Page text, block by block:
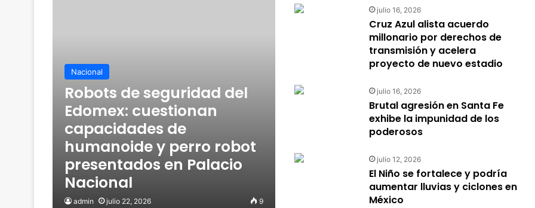
Nacional
Robots de seguridad del
Edomex: cuestionan
capacidades de
humanoide y perro robot
presentados en Palacio
Nacional
admin julio 22, 2026 9
julio 16, 2026
Cruz Azul alista acuerdo
millonario por derechos de
transmisión y acelera
proyecto de nuevo estadio
julio 16, 2026
Brutal agresión en Santa Fe
exhibe la impunidad de los
poderosos
julio 12, 2026
El Niño se fortalece y podría
aumentar lluvias y ciclones en
México